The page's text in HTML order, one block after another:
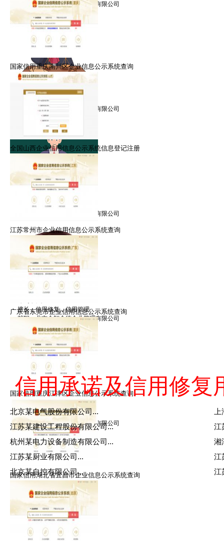
就职：北京众智众德企业管理有限公司
禹律师
擅长：信用修复，信用管理
就职：北京众智众德企业管理有限公司
金律师
擅长：信用修复，信用管理
就职：北京众智众德企业管理有限公司
擅长：信用修复，信用管理
就职：北京众智众德企业管理有限公司
擅长：信用修复，信用管理
就职：北京众智众德企业管理有限公司
国家信用重庆南川区企业信息公示系统查询
全国山西企业信用信息公示系统信息登记注册
江苏常州市企业信用信息公示系统查询
广东省东莞市企业信用信息公示系统查询
国家信用重庆江津区企业信息公示系统查询
国家信用湖北省宜昌市企业信息公示系统查询
信用承诺及信用修复
北京某电气股份有限公司...
江苏某建设工程股份有限公司...
江
杭州某电力设备制造有限公司...
湘
江苏某厨业有限公司...
江
北京某自控有限公司...
江